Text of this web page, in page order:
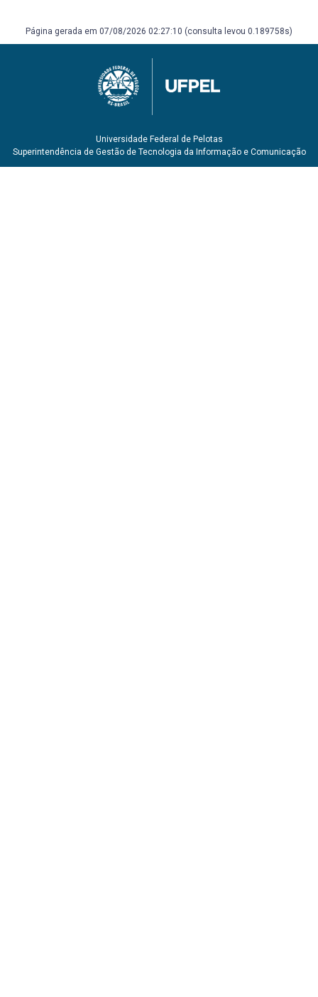
Página gerada em 07/08/2026 02:27:10 (consulta levou 0.189758s)
Universidade Federal de Pelotas
Superintendência de Gestão de Tecnologia da Informação e Comunicação